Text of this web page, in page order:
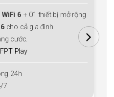
6 + 01 thiết bị mở rộng
cho cả gia đình.
cước.
Play
24h
7